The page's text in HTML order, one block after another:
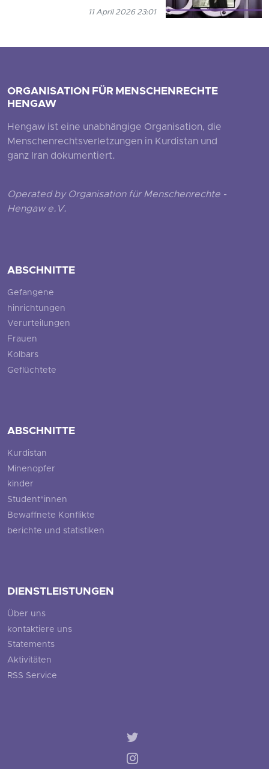
11 April 2026 23:01
ORGANISATION FÜR MENSCHENRECHTE
HENGAW
Hengaw ist eine unabhängige Organisation, die
Menschenrechtsverletzungen in Kurdistan und
ganz Iran dokumentiert.
Operated by Organisation für Menschenrechte -
Hengaw e.V.
ABSCHNITTE
Gefangene
hinrichtungen
Verurteilungen
Frauen
Kolbars
Geflüchtete
ABSCHNITTE
Kurdistan
Minenopfer
kinder
Student*innen
Bewaffnete Konflikte
berichte und statistiken
DIENSTLEISTUNGEN
Über uns
kontaktiere uns
Statements
Aktivitäten
RSS Service